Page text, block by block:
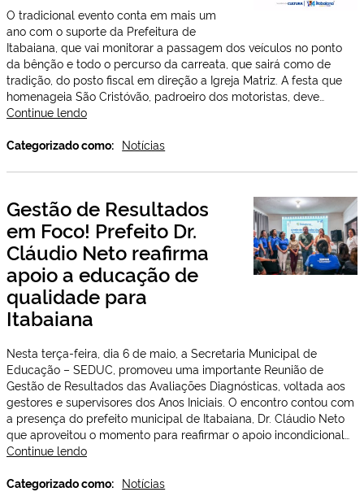
da
gripe
O tradicional evento conta em mais um
ano com o suporte da Prefeitura de
Itabaiana, que vai monitorar a passagem dos veículos no ponto
da bênção e todo o percurso da carreata, que sairá como de
tradição, do posto fiscal em direção a Igreja Matriz. A festa que
homenageia São Cristóvão, padroeiro dos motoristas, deve…
Continue lendoEm
motoristas
15ª
para
homenagear
São
Cristóvão
com
apoio
da
gestão
Categorizado como: Notícias
Gestão de Resultados
em Foco! Prefeito Dr.
Cláudio Neto reafirma
apoio a educação de
qualidade para
Itabaiana
Nesta terça-feira, dia 6 de maio, a Secretaria Municipal de
Educação – SEDUC, promoveu uma importante Reunião de
Gestão de Resultados das Avaliações Diagnósticas, voltada aos
gestores e supervisores dos Anos Iniciais. O encontro contou com
a presença do prefeito municipal de Itabaiana, Dr. Cláudio Neto
que aproveitou o momento para reafirmar o apoio incondicional…
Continue lendoGestão
Resultados
Categorizado como: Notícias